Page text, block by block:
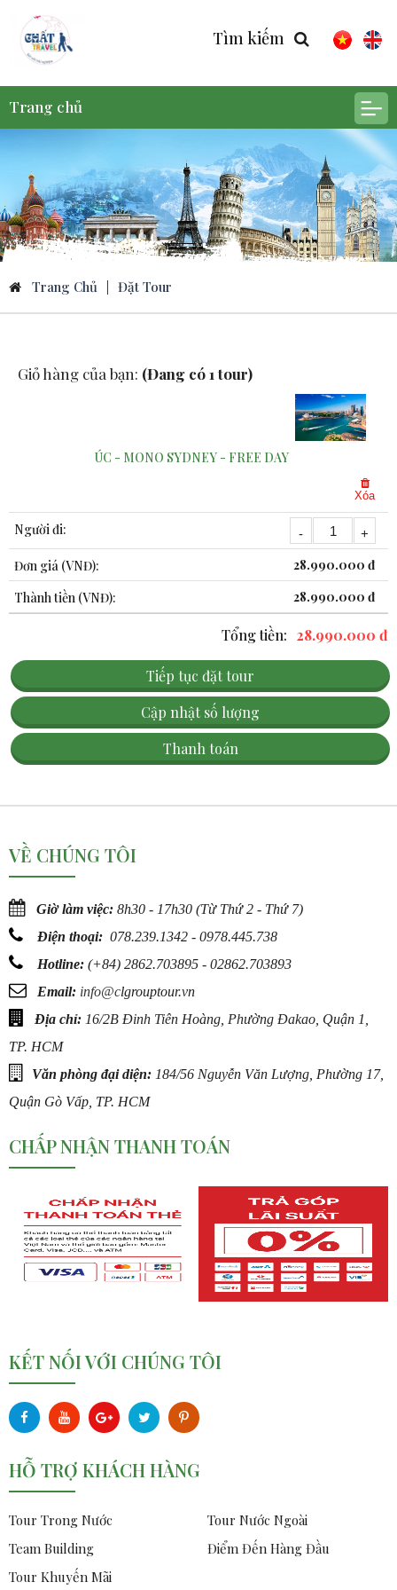
Tìm kiếm
Trang chủ
Trang Chủ Đặt Tour
Giỏ hàng của bạn: (Đang có 1 tour)
ÚC - MONO SYDNEY - FREE DAY
Xóa
28.990.000 đ
28.990.000 đ
Tổng tiền: 28.990.000 đ
Tiếp tục đặt tour
Cập nhật số lượng
Thanh toán
VỀ CHÚNG TÔI
Giờ làm việc: 8h30 - 17h30 (Từ Thứ 2 - Thứ 7)
Điện thoại: 078.239.1342 - 0978.445.738
Hotline: (+84) 2862.703895 - 02862.703893
Email: info@clgrouptour.vn
Địa chỉ: 16/2B Đinh Tiên Hoàng, Phường Đakao, Quận 1,
TP. HCM
Văn phòng đại diện: 184/56 Nguyễn Văn Lượng, Phường 17,
Quận Gò Vấp, TP. HCM
CHẤP NHẬN THANH TOÁN
KẾT NỐI VỚI CHÚNG TÔI
HỖ TRỢ KHÁCH HÀNG
Tour Trong Nước
Tour Nước Ngoài
Team Building
Điểm Đến Hàng Đầu
Tour Khuyến Mãi